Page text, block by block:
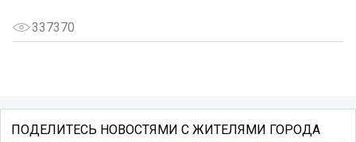
337370
ПОДЕЛИТЕСЬ НОВОСТЯМИ С ЖИТЕЛЯМИ ГОРОДА